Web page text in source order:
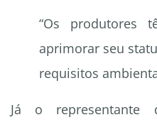
“Os produtores
aprimorar seu
requisitos
Já o representante